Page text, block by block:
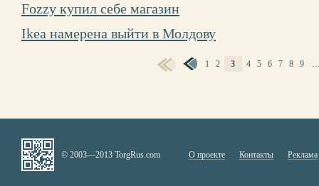
Fozzy купил себе магазин
Ikea намерена выйти в Молдову
1 2 3 4 5 6 7 8 9
© 2003—2013 TorgRus.com О проекте Контакты Реклама